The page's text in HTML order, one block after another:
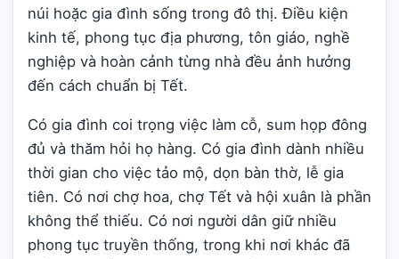
núi hoặc gia đình sống trong đô thị. Điều kiện
kinh tế, phong tục địa phương, tôn giáo, nghề
nghiệp và hoàn cảnh từng nhà đều ảnh hưởng
đến cách chuẩn bị Tết.
Có gia đình coi trọng việc làm cỗ, sum họp đông
đủ và thăm hỏi họ hàng. Có gia đình dành nhiều
thời gian cho việc tảo mộ, dọn bàn thờ, lễ gia
tiên. Có nơi chợ hoa, chợ Tết và hội xuân là phần
không thể thiếu. Có nơi người dân giữ nhiều
phong tục truyền thống, trong khi nơi khác đã